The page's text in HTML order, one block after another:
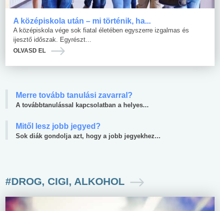
A középiskola után – mi történik, ha...
A középiskola vége sok fiatal életében egyszerre izgalmas és
ijesztő időszak. Egyrészt...
OLVASD EL
Merre tovább tanulási zavarral?
A továbbtanulással kapcsolatban a helyes...
Mitől lesz jobb jegyed?
Sok diák gondolja azt, hogy a jobb jegyekhez...
#DROG, CIGI, ALKOHOL